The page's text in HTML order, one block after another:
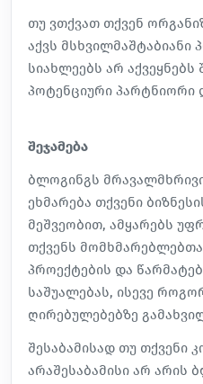
თუ ვთქვათ თქვენ
აქვს მსხვილმაშტაბიანი
სიახლეებს არ
პოტენციური პარტნიორი
შეჯამება
ბლოგინგს მრავალმხრივი
ეხმარება თქვენი
მეშვეობით, ამყარებს
თქვენს
პროექტების და
საშუალებას, ისევე
ღირებულებებზე
შესაბამისად თუ თქვენი
არაშესაბამისი არ არის